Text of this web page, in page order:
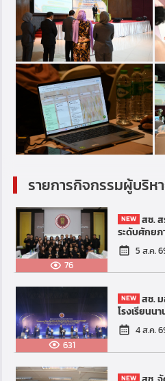
รายการกิจกรรมผู้บริห
76
สช.
ระดับศักยภ
การมีงานทำ
5 ส.ค.
631
สช.
โรงเรียนน
ระดับประเ
เลิศการศึกษา
4 ส.ค.